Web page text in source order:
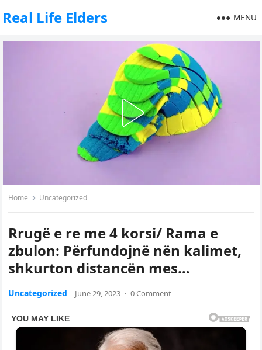
Real Life Elders MENU
Home Uncategorized
Rrugë e re me 4 korsi/ Rama e
zbulon: Përfundojnë nën kalimet,
shkurton distancën mes…
Uncategorized June 29, 2023 · 0 Comment